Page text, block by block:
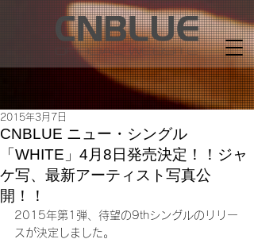
CNBLUE ニュー・シングル
「WHITE」4月8日発売決定！！ジャ
ケ写、最新アーティスト写真公
開！！
2015年3月7日
2015年第1弾、待望の9thシングルのリリー
スが決定しました。